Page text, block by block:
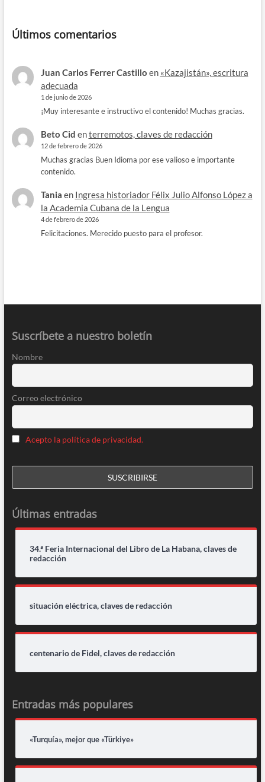
Últimos comentarios
Juan Carlos Ferrer Castillo en «Kazajistán», escritura
adecuada
1 de junio de 2026
¡Muy interesante e instructivo el contenido! Muchas gracias.
Beto Cid enterremotos, claves de redacción
12 de febrero de 2026
Muchas gracias Buen Idioma por ese valioso e importante
contenido.
Tania en Ingresa historiador Félix Julio Alfonso López a
la Academia Cubana de la Lengua
4 de febrero de 2026
Felicitaciones. Merecido puesto para el profesor.
Suscríbete a nuestro boletín
Nombre
Correo electrónico
Acepto la política de privacidad.
Últimas entradas
34.ª Feria Internacional del Libro de La Habana, claves de
redacción
situación eléctrica, claves de redacción
centenario de Fidel, claves de redacción
Entradas más populares
«Turquía», mejor que «Türkiye»